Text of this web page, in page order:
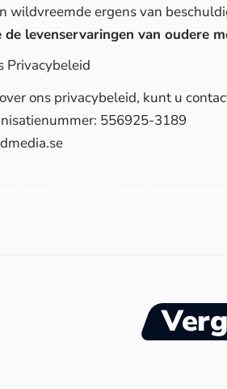
wildvreemde ergens van
levenservaringen van oudere
Privacybeleid
ons privacybeleid, kunt u
556925-3189